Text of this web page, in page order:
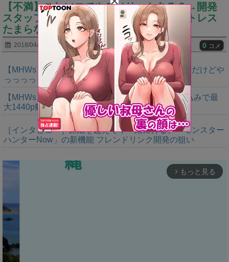
【不満】これソロでやるメリットある？→開発
スタッフは自分達でテストプレイしてストレス
たまらなかったのか？
2018/04/19 0 コメ
【MHWs】ゴールドエディションの値段今知ったんだけどや
っっっっっっすwwwww
【MHWs】「Switch2版モンハンワイルズはDLSS込みで最
大1440p動作」
［インタビュー］距離を超えて，一緒に狩る。「モンスター
ハンターNow」の新機能 フレンドリンク開発の狙い
arrow_forward_ios もっと見る